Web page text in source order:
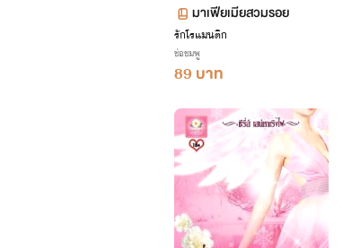
มาเฟียเมียสวมรอย
รักโรแมนติก
ช่อชมพู
89 บาท